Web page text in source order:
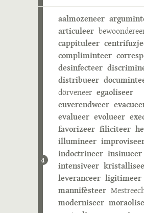
4
aalmozeneer
articuleer
cappituleer
compliminteer
desinfecteer
distribueer
dörveneer egaoliseer
euverendweer
evalueer evolueer
favorizeer filiciteer
illumineer
indoctrineer insinueer
intensiveer
leveranceer ligitimeer
mannifèsteer
moderniseer